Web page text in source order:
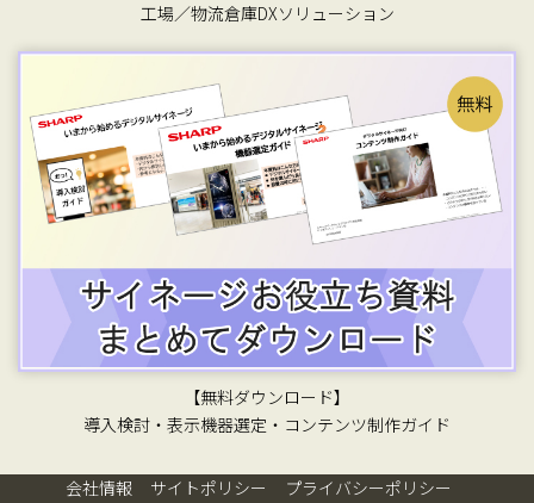
工場／物流倉庫DXソリューション
【無料ダウンロード】
導入検討・表示機器選定・コンテンツ制作ガイド
会社情報 サイトポリシー
プライバシーポリシー